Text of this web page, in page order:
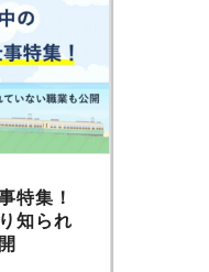
特集！
知られ